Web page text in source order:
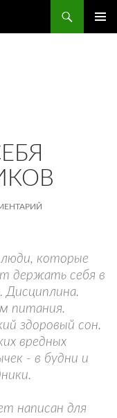
которые
держать себя в
Дисциплина.
питания.
здоровый сон.
вредных
- в будни и
написан для